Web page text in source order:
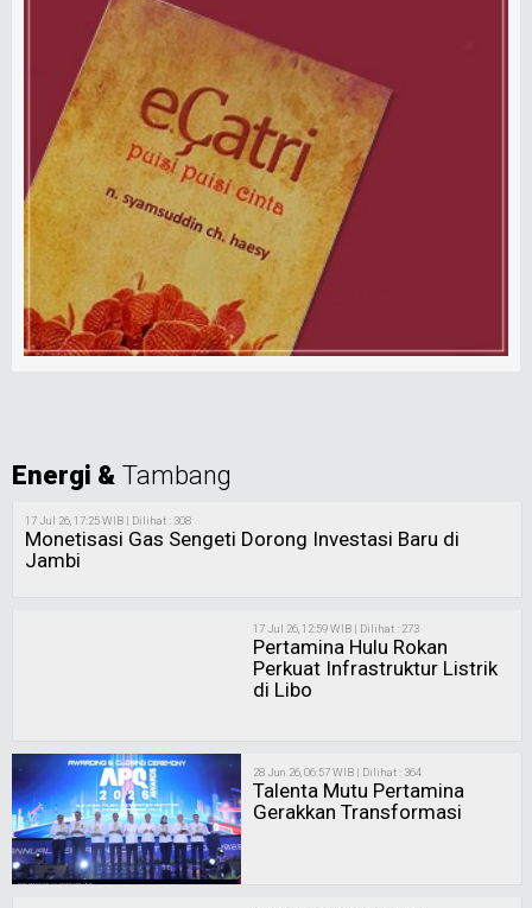
Energi & Tambang
17 Jul 26, 17:25 WIB | Dilihat : 308
Monetisasi Gas Sengeti Dorong Investasi Baru di
Jambi
17 Jul 26, 12:59 WIB | Dilihat : 273
Pertamina Hulu Rokan
Perkuat Infrastruktur Listrik
di Libo
28 Jun 26, 06:57 WIB | Dilihat : 364
Talenta Mutu Pertamina
Gerakkan Transformasi